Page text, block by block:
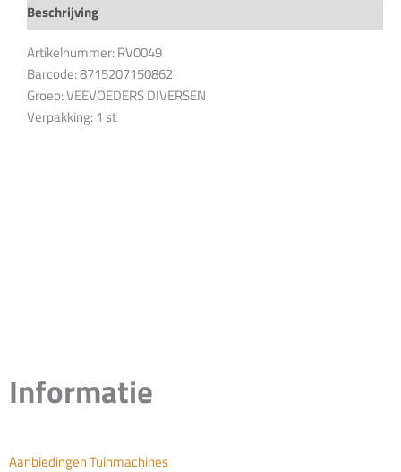
Beschrijving
Artikelnummer: RV0049
Barcode: 8715207150862
Groep: VEEVOEDERS DIVERSEN
Verpakking: 1 st
Informatie
Aanbiedingen Tuinmachines